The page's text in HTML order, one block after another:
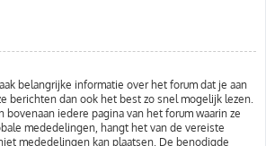
belangrijke informatie over het forum dat je aan
berichten dan ook het best zo snel mogelijk lezen.
iedere pagina van het forum waarin ze
mededelingen, hangt het van de vereiste
mededelingen kan plaatsen. De benodigde